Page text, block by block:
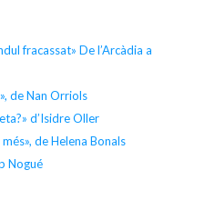
fracassat» De l’Arcàdia a
de Nan Orriols
d’Isidre Oller
de Helena Bonals
Nogué